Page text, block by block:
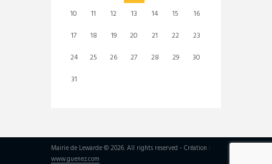
10
11 12 13 14 15
16
17
18 19 20 21 22
23
24
25 26 27 28 29
30
31
Mairie de Lewarde © 2026. All rights reserved - Création :
www.guenez.com